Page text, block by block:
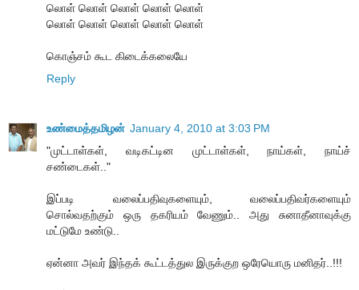
லொள் லொள் லொள் லொள் லொள்
லொள் லொள் லொள் லொள் லொள்
கொஞ்சம் கூட கிடைக்கலையே
Reply
உண்மைத்தமிழன் January 4, 2010 at 3:03 PM
"முட்டாள்கள், வடிகட்டின முட்டாள்கள், நாய்கள், நாய்ச்
சண்டைகள்.."
இப்படி வலைப்பதிவுகளையும், வலைப்பதிவர்களையும்
சொல்வதற்கும் ஒரு தகரியம் வேணும்.. அது சுனாதீனாவுக்கு
மட்டுமே உண்டு..
ஏன்னா அவர் இந்தக் கூட்டத்துல இருக்குற ஒரேயொரு மனிதர்..!!!